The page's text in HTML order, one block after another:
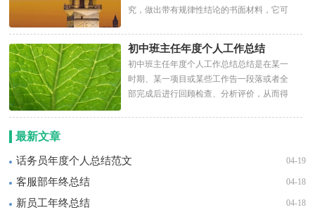
究，做出带有规律性结论的书面材料，它可
初中班主任年度个人工作总结
初中班主任年度个人工作总结总结是在某一
时期、某一项目或某些工作告一段落或者全
部完成后进行回顾检查、分析评价，从而得
最新文章
04-19
话务员年度个人总结范文
04-18
客服部年终总结
04-18
新员工年终总结